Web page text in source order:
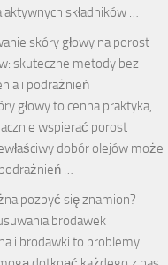
składników …
skóry głowy na porost
skuteczne metody bez
i podrażnień
głowy to cenna praktyka,
wspierać porost
dobór olejów może
…
pozbyć się znamion?
brodawek
i brodawki to problemy